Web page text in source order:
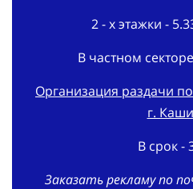
2 - х этажки -
В частном
Организация раздачи
г.
В срок -
Заказать рекламу по